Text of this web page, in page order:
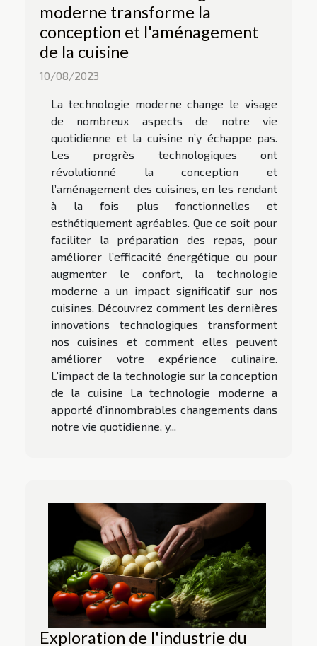
moderne transforme la
conception et l'aménagement
de la cuisine
10/08/2023
La technologie moderne change le visage
de nombreux aspects de notre vie
quotidienne et la cuisine n’y échappe pas.
Les progrès technologiques ont
révolutionné la conception et
l’aménagement des cuisines, en les rendant
à la fois plus fonctionnelles et
esthétiquement agréables. Que ce soit pour
faciliter la préparation des repas, pour
améliorer l’efficacité énergétique ou pour
augmenter le confort, la technologie
moderne a un impact significatif sur nos
cuisines. Découvrez comment les dernières
innovations technologiques transforment
nos cuisines et comment elles peuvent
améliorer votre expérience culinaire.
L’impact de la technologie sur la conception
de la cuisine La technologie moderne a
apporté d’innombrables changements dans
notre vie quotidienne, y...
Exploration de l'industrie du